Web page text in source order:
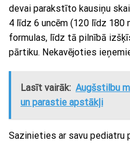
devai parakstīto kausiņu
4 līdz 6 uncēm (120 līdz 180
formulas, līdz tā pilnībā
pārtiku. Nekavējoties
Lasīt vairāk: Augšstilbu
un parastie apstākļi
Sazinieties ar savu pediatru